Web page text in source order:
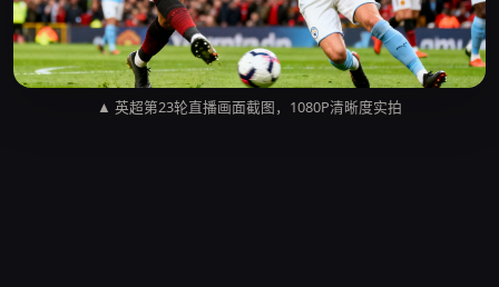
▲ 英超第23轮直播画面截图，1080P清晰度实拍